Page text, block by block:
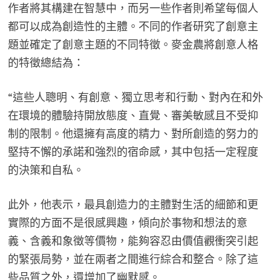
作者將其構建在智慧中，而另一些作者則希望每個人
都可以成為創造性的主體。不同的作者研究了創意主
題並確定了創意主題的不同特徵。麥金農將創意人格
的特徵總結為：
“這些人聰明、有創意、獨立思考和行動、對內在和外
在環境的體驗持開放態度、直覺、審美敏感且不受抑
制的限制。他還擁有高度的精力、對所創造的努力的
堅持不懈的承諾和強烈的宿命感，其中包括一定程度
的決策和自私。
此外，他表示，最具創造力的主體對生活的細節和更
實際的方面不是很感興趣，傾向於事物和想法的意
義、含義和象徵等價物，能夠容忍由價值觀衝突引起
的緊張局勢，並在兩者之間進行綜合和整合。除了這